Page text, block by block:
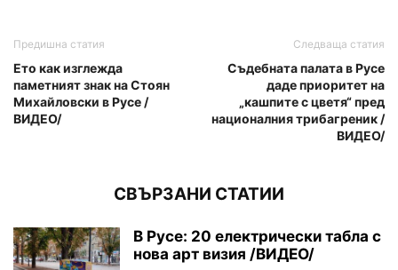
Предишна статия
Ето как изглежда
паметният знак на Стоян
Михайловски в Русе /
ВИДЕО/
Следваща статия
Съдебната палата в Русе
даде приоритет на
„кашпите с цветя“ пред
националния трибагреник /
ВИДЕО/
СВЪРЗАНИ СТАТИИ
В Русе: 20 електрически табла с
нова арт визия /ВИДЕО/